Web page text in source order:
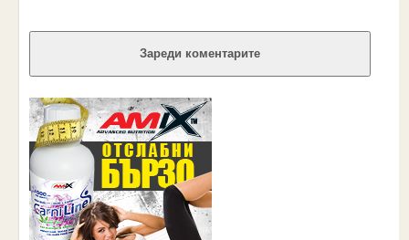
Зареди коментарите